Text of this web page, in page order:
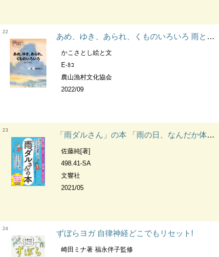
22
あめ、ゆき、あられ、くものいろいろ 雨と雲のはなし かこさとしの地球のかがくえほん
かこさとし絵と文
E-ｶｺ
農山漁村文化協会
2022/09
23
「雨ダルさん」の本 「雨の日、なんだか体調悪い」がスーッと消える
佐藤純[著]
498.41-SA
文響社
2021/05
24
ずぼらヨガ 自律神経どこでもリセット!
崎田ミナ著 福永伴子監修